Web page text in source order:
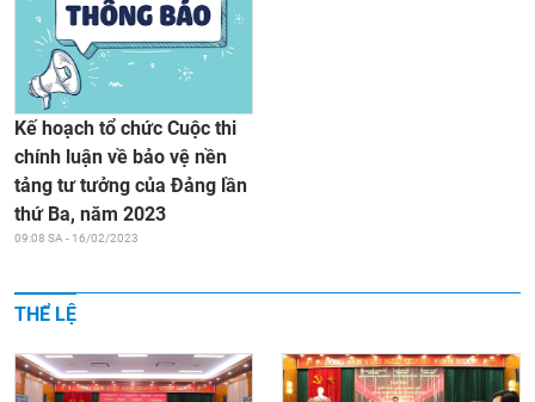
Kế hoạch tổ chức Cuộc thi
chính luận về bảo vệ nền
tảng tư tưởng của Đảng lần
thứ Ba, năm 2023
09:08 SA - 16/02/2023
THỂ LỆ